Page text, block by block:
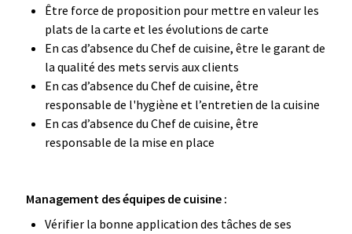
Être force de proposition pour mettre en valeur les
plats de la carte et les évolutions de carte
En cas d’absence du Chef de cuisine, être le garant de
la qualité des mets servis aux clients
En cas d’absence du Chef de cuisine, être
responsable de l'hygiène et l’entretien de la cuisine
En cas d’absence du Chef de cuisine, être
responsable de la mise en place
Management des équipes de cuisine :
Vérifier la bonne application des tâches de ses